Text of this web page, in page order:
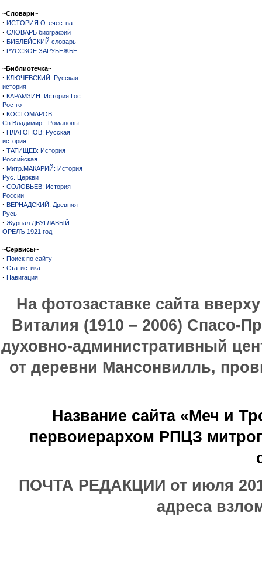
~Словари~
· ИСТОРИЯ Отечества
· СЛОВАРЬ биографий
· БИБЛЕЙСКИЙ словарь
· РУССКОЕ ЗАРУБЕЖЬЕ
~Библиотечка~
· КЛЮЧЕВСКИЙ: Русская
история
· КАРАМЗИН: История Гос.
Рос-го
· КОСТОМАРОВ:
Св.Владимир - Романовы
· ПЛАТОНОВ: Русская
история
· ТАТИЩЕВ: История
Российская
· Митр.МАКАРИЙ: История
Рус. Церкви
· СОЛОВЬЕВ: История
России
· ВЕРНАДСКИЙ: Древняя
Русь
· Журнал ДВУГЛАВЫЙ
ОРЕЛЪ 1921 год
~Сервисы~
· Поиск по сайту
· Статистика
· Навигация
На фотозаставке сайта
Виталия (1910 – 2006) Спасо-
духовно-административный
от деревни Мансонвилль,
Название сайта «Меч и
первоиерархом РПЦЗ
ПОЧТА РЕДАКЦИИ от июля
адреса